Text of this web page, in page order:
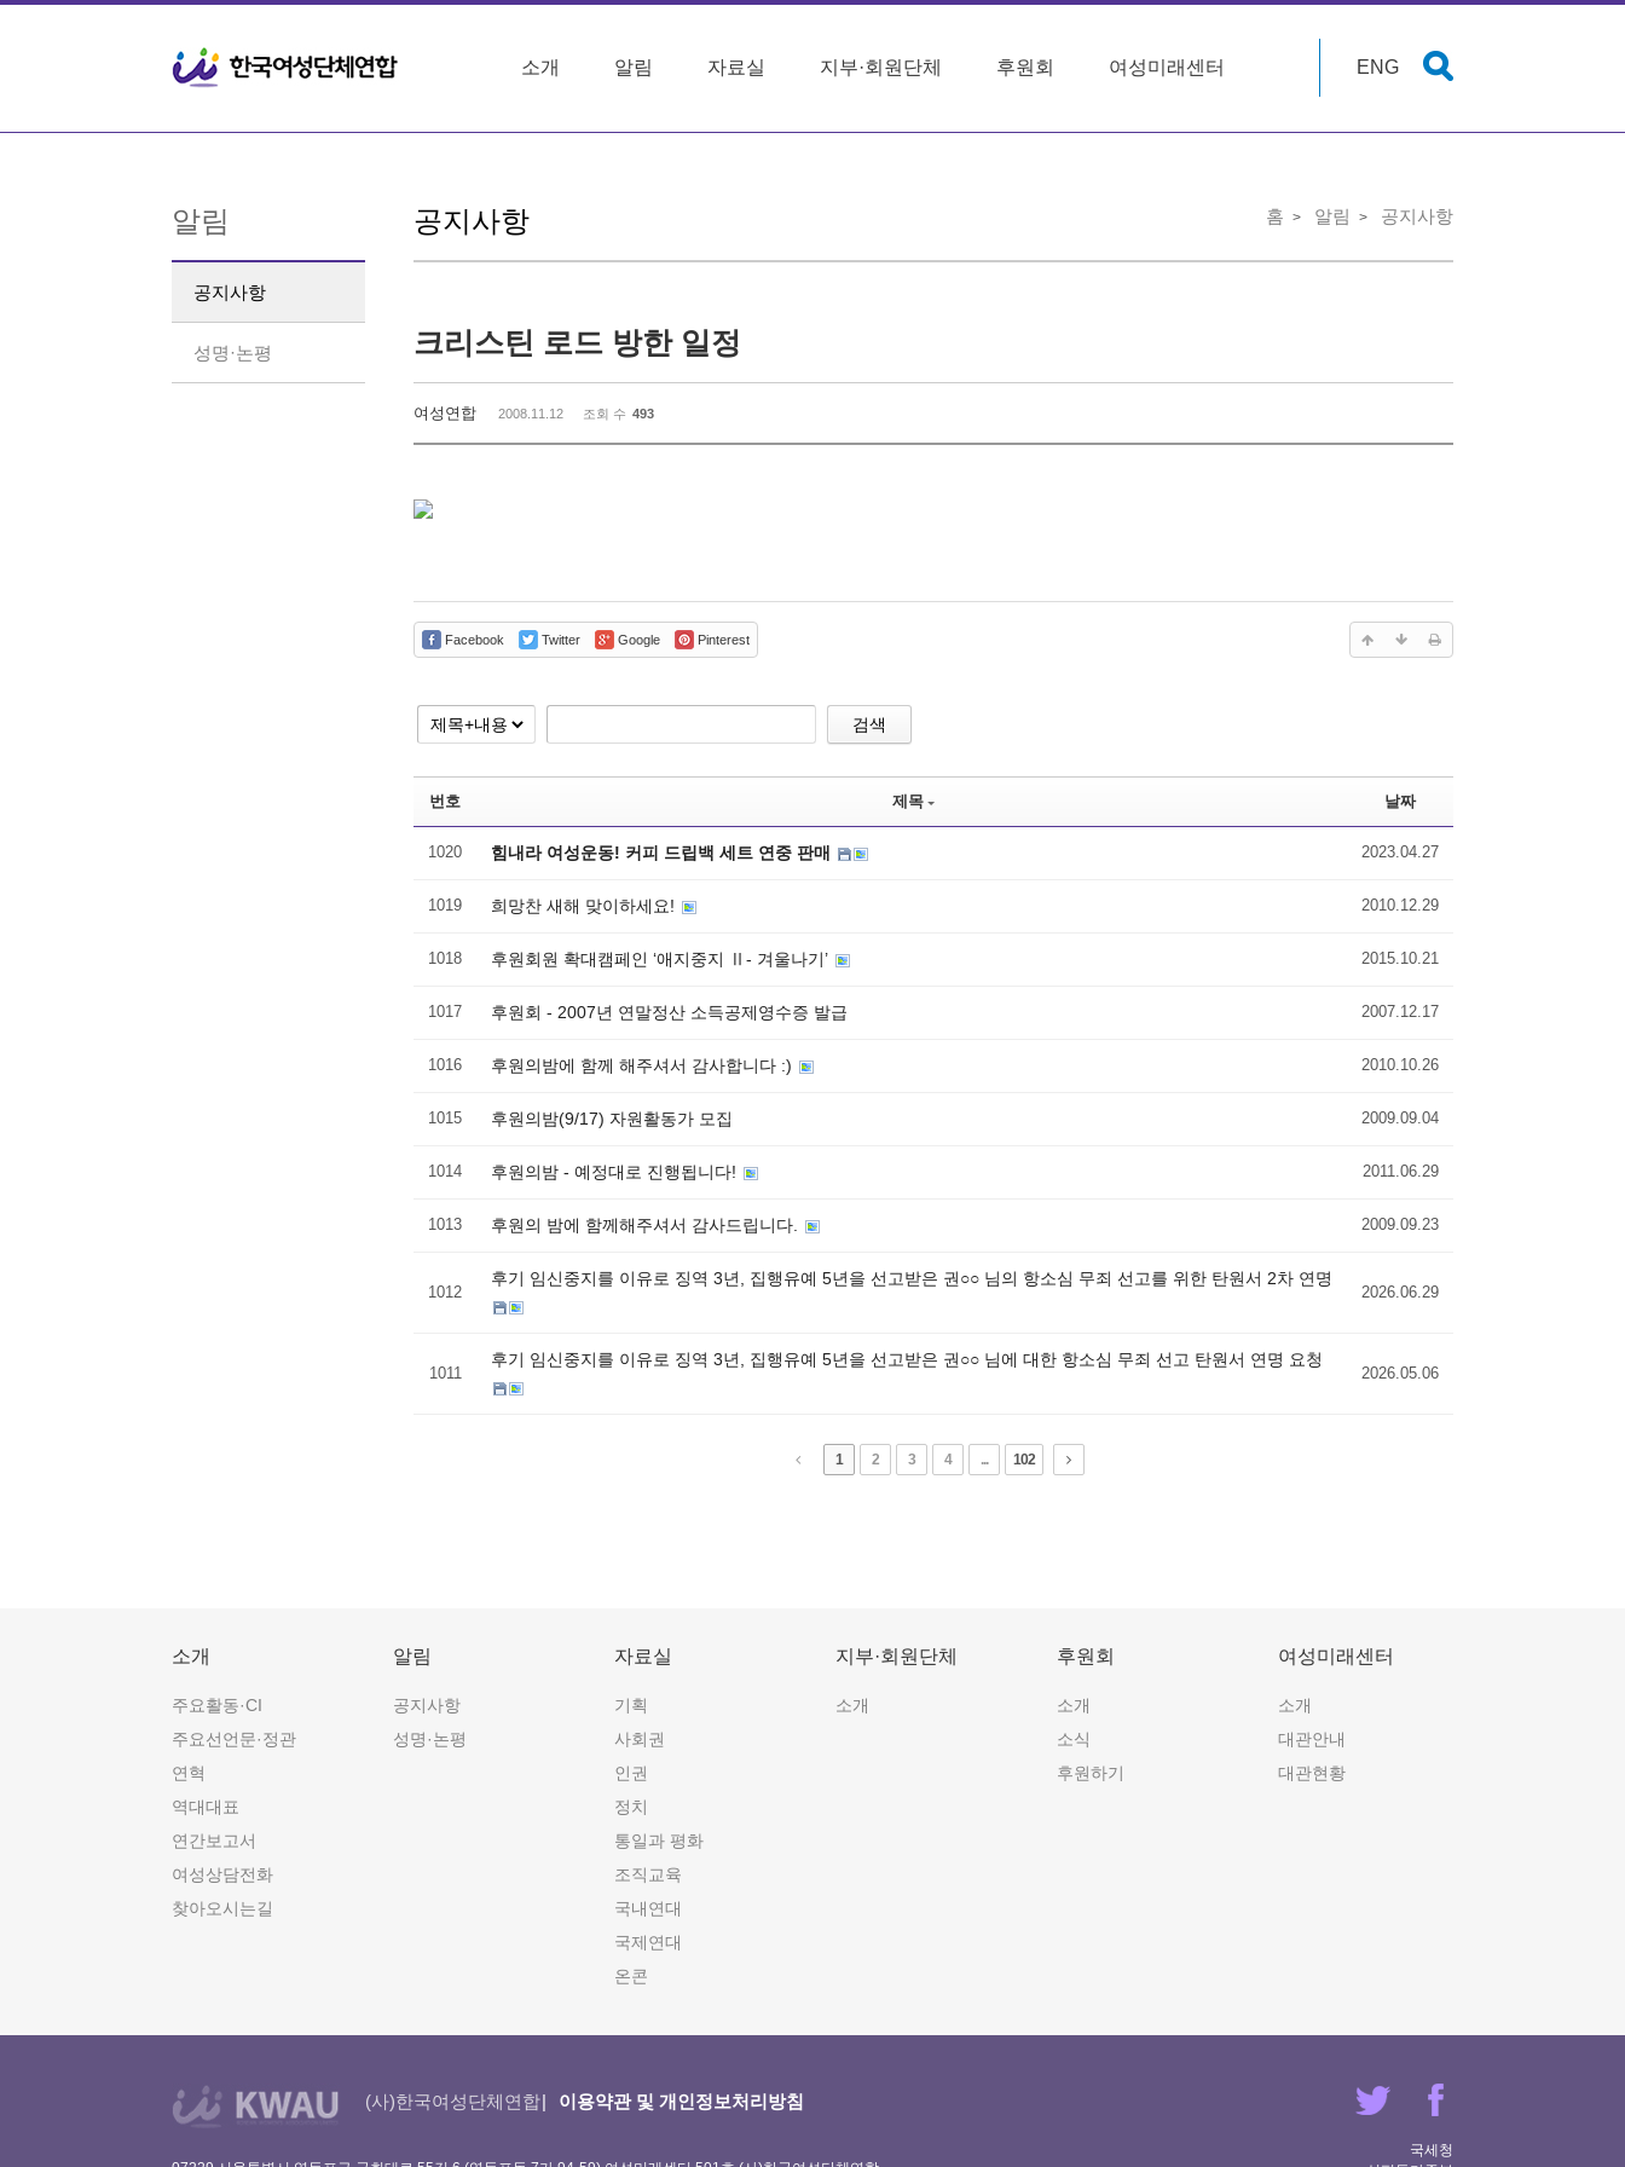
소개 알림 자료실 지부·회원단체 후원회 여성미래센터 ENG
알림
공지사항
성명·논평
공지사항 홈 알림 공지사항
크리스틴 로드 방한 일정
여성연합 2008.11.12 조회 수 493
Facebook Twitter Google Pinterest
검색
번호 제목 날짜
1020 힘내라 여성운동! 커피 드립백 세트 연중 판매 2023.04.27
1019 희망찬 새해 맞이하세요! 2010.12.29
1018 후원회원 확대캠페인 ‘애지중지 Ⅱ- 겨울나기’ 2015.10.21
1017 후원회 - 2007년 연말정산 소득공제영수증 발급 2007.12.17
1016 후원의밤에 함께 해주셔서 감사합니다 :) 2010.10.26
1015 후원의밤(9/17) 자원활동가 모집 2009.09.04
1014 후원의밤 - 예정대로 진행됩니다! 2011.06.29
1013 후원의 밤에 함께해주셔서 감사드립니다. 2009.09.23
1012
후기 임신중지를 이유로 징역 3년, 집행유예 5년을 선고받은 권○○ 님의 항소심 무죄 선고를 위한 탄원서 2차 연명
2026.06.29
1011
후기 임신중지를 이유로 징역 3년, 집행유예 5년을 선고받은 권○○ 님에 대한 항소심 무죄 선고 탄원서 연명 요청
2026.05.06
1 2 3 4 ... 102
소개
주요활동·CI
주요선언문·정관
연혁
역대대표
연간보고서
여성상담전화
찾아오시는길
알림
공지사항
성명·논평
자료실
기획
사회권
인권
정치
통일과 평화
조직교육
국내연대
국제연대
온콘
지부·회원단체
소개
후원회
소개
소식
후원하기
여성미래센터
소개
대관안내
대관현황
(사)한국여성단체연합 이용약관 및 개인정보처리방침
국세청